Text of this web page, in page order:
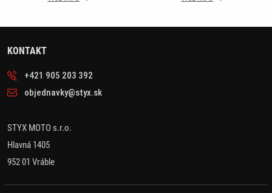
KONTAKT
+421 905 203 392
objednavky@styx.sk
STYX MOTO s.r.o.
Hlavná 1405
952 01 Vráble